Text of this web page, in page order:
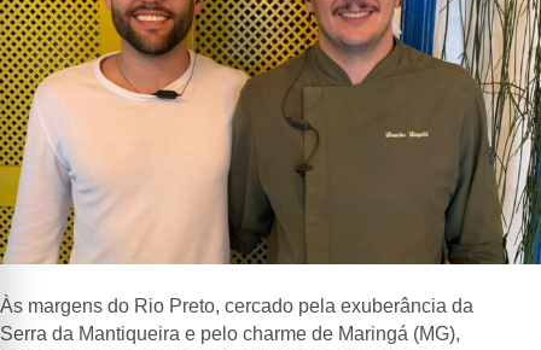
Às margens do Rio Preto, cercado pela exuberância da
Serra da Mantiqueira e pelo charme de Maringá (MG),